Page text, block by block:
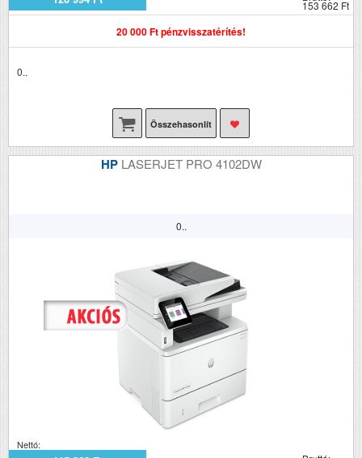
153 662 Ft
20 000 Ft pénzvisszatérítés!
0..
Összehasonlít
HP LASERJET PRO 4102DW
0..
Nettó: